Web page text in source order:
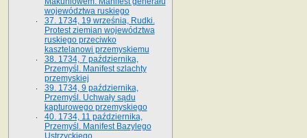
województwa ruskiego
37. 1734, 19 września, Rudki.
Protest ziemian województwa
ruskiego przeciwko
kasztelanowi przemyskiemu
38. 1734, 7 października,
Przemyśl. Manifest szlachty
przemyskiej
39. 1734, 9 października,
Przemyśl. Uchwały sądu
kapturowego przemyskiego
40. 1734, 11 października,
Przemyśl. Manifest Bazylego
Ustrzyckiego